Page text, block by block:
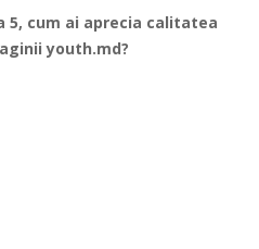
5, cum ai aprecia calitatea
youth.md?